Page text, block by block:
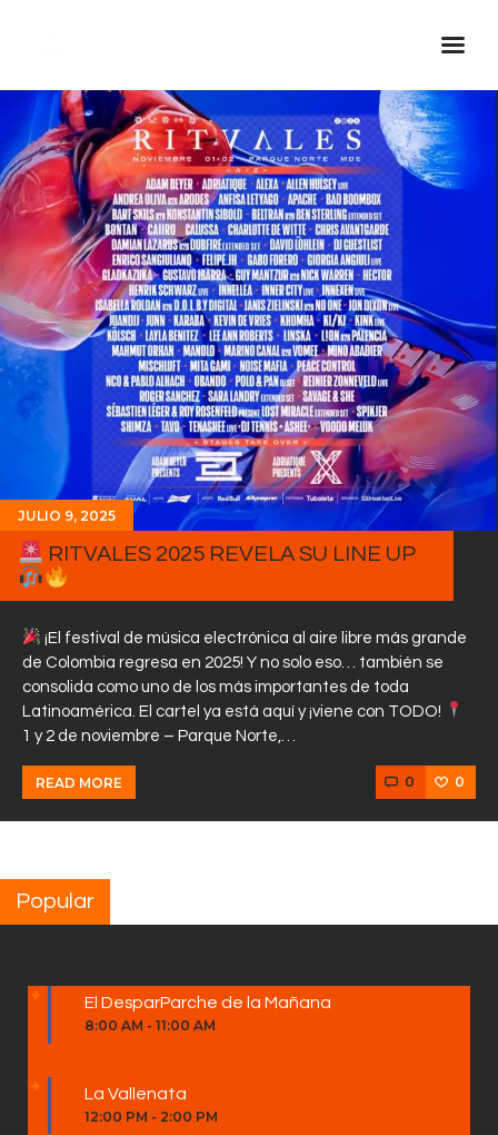
Inicio Real FM
Streaming
En Vivo
Descarga La APP
Programas
Noticias
Equipo
Sobre Nosotros
Contactos
JULIO 9, 2025
RITVALES 2025 REVELA SU LINE UP
¡El festival de música electrónica al aire libre más grande
de Colombia regresa en 2025! Y no solo eso… también se
consolida como uno de los más importantes de toda
Latinoamérica. El cartel ya está aquí y ¡viene con TODO!
1 y 2 de noviembre – Parque Norte,…
READ MORE 0 0
Popular
El DesparParche de la Mañana
8:00 AM - 11:00 AM
La Vallenata
12:00 PM - 2:00 PM